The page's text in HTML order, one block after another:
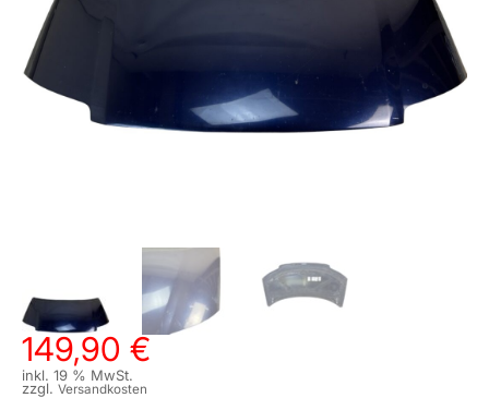
149,90 €
inkl. 19 % MwSt.
zzgl. Versandkosten